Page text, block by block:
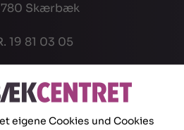
Skærbæk
19 81 03 05
eigene Cookies und Cookies